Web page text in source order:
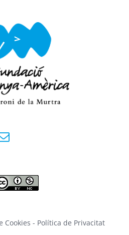
Cookies - Política de Privacitat